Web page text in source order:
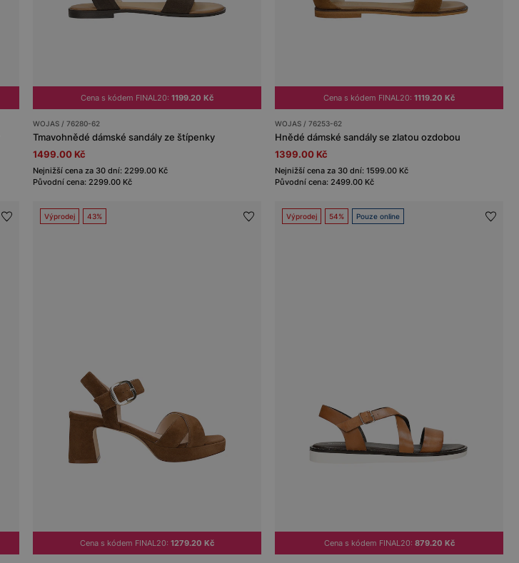
Cena s kódem FINAL20:1199.20 Kč
WOJAS / 76280-62
Tmavohnědé dámské sandály ze štípenky
1499.00 Kč
Nejnižší cena za 30 dní: 2299.00 Kč
Původní cena: 2299.00 Kč
Cena s kódem FINAL20:1119.20 Kč
WOJAS / 76253-62
Hnědé dámské sandály se zlatou ozdobou
1399.00 Kč
Nejnižší cena za 30 dní: 1599.00 Kč
Původní cena: 2499.00 Kč
Výprodej 43%
Cena s kódem FINAL20:1279.20 Kč
Výprodej 54% Pouze online
Cena s kódem FINAL20: 879.20 Kč